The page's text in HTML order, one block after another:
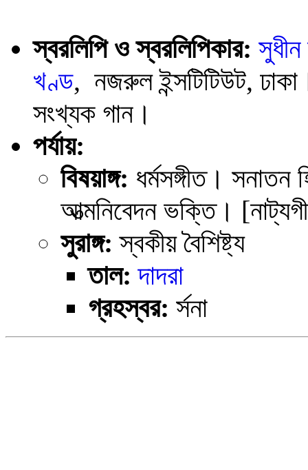
স্বরলিপি ও স্বরলিপিকার:
খণ্ড, নজরুল ইন্সটিটিউট,
সংখ্যক গান।
পর্যায়:
বিষয়াঙ্গ: ধর্মসঙ্গীত। সনাতন
আত্মনিবেদন ভক্তি।
সুরাঙ্গ:স্বকীয় বৈশিষ্ট্য
তাল:দাদরা
গ্রহস্বর: র্সনা